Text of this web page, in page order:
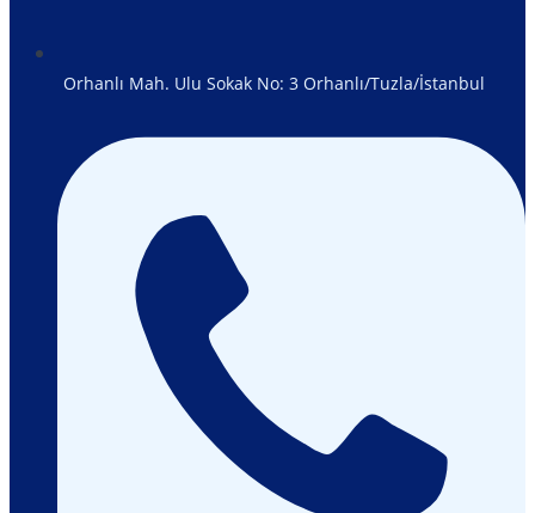
Orhanlı Mah. Ulu Sokak No: 3 Orhanlı/Tuzla/İstanbul